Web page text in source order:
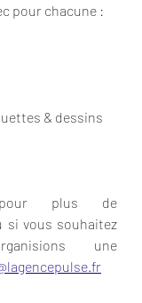
pour chacune :
& dessins
pour plus de
si vous souhaitez
une